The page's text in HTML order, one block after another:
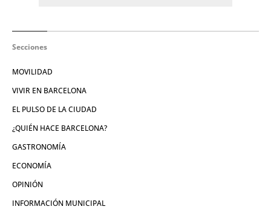
Secciones
MOVILIDAD
VIVIR EN BARCELONA
EL PULSO DE LA CIUDAD
¿QUIÉN HACE BARCELONA?
GASTRONOMÍA
ECONOMÍA
OPINIÓN
INFORMACIÓN MUNICIPAL